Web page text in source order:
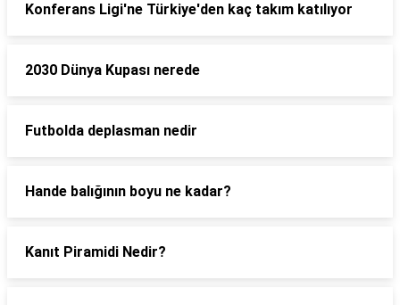
Konferans Ligi'ne Türkiye'den kaç takım katılıyor
2030 Dünya Kupası nerede
Futbolda deplasman nedir
Hande balığının boyu ne kadar?
Kanıt Piramidi Nedir?